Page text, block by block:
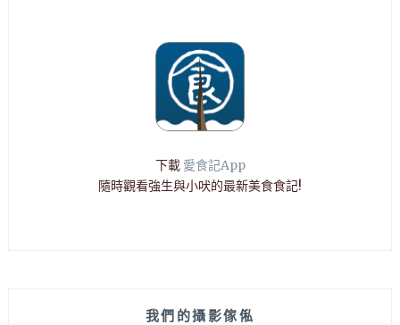
下載 愛食記App
隨時觀看強生與小吠的最新美食食記!
我們的攝影傢俬